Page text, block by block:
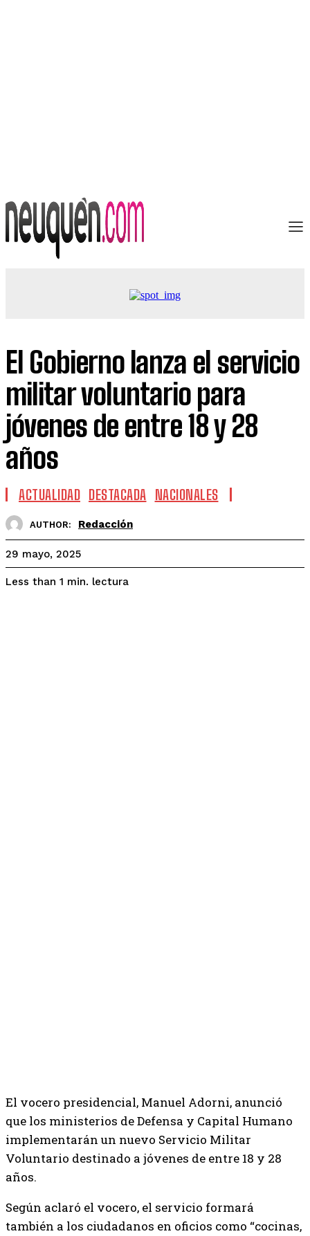
El Gobierno lanza el servicio
militar voluntario para
jóvenes de entre 18 y 28
años
ACTUALIDAD DESTACADA NACIONALES
AUTHOR: Redacción
29 mayo, 2025
Less than 1 min. lectura
El vocero presidencial, Manuel Adorni, anunció
que los ministerios de Defensa y Capital Humano
implementarán un nuevo Servicio Militar
Voluntario destinado a jóvenes de entre 18 y 28
años.
Según aclaró el vocero, el servicio formará
también a los ciudadanos en oficios como “cocinas,